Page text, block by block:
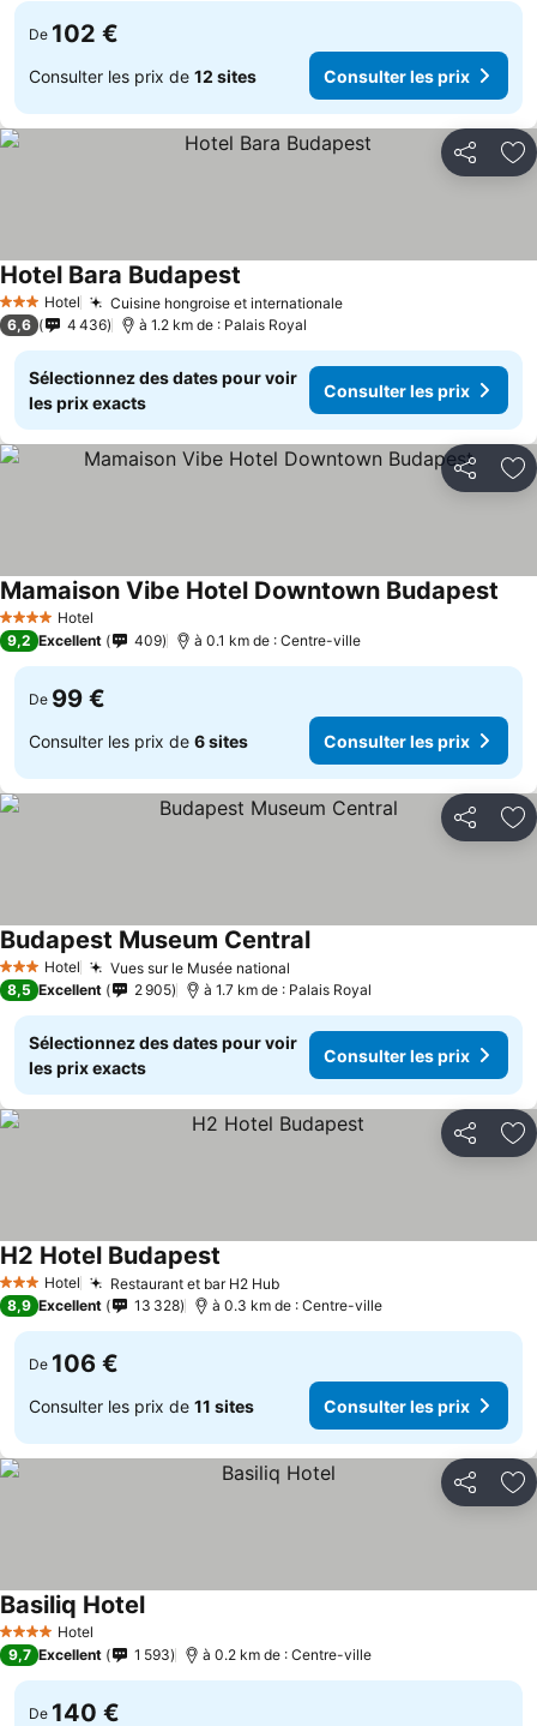
De 102 €
Consulter les prix de 12 sites Consulter les prix
Partager
3 ÉtoilesHotel Cuisine hongroise et internationale
Hotel Bara Budapest
6,6 4 436 à 1.2 km de : Palais Royal
Sélectionnez des dates pour voir
les prix exacts
Consulter les prix
Partager
4 Étoiles Hotel
Mamaison Vibe Hotel Downtown Budapest
9,2 Excellent 409 à 0.1 km de : Centre-ville
De 99 €
Consulter les prix de 6 sites Consulter les prix
Partager
3 ÉtoilesHotel Vues sur le Musée national
Budapest Museum Central
8,5 Excellent 2 905 à 1.7 km de : Palais Royal
Sélectionnez des dates pour voir
les prix exacts
Consulter les prix
Partager
3 ÉtoilesHotel Restaurant et bar H2 Hub
H2 Hotel Budapest
8,9 Excellent 13 328 à 0.3 km de : Centre-ville
De 106 €
Consulter les prix de 11 sites Consulter les prix
Partager
4 Étoiles Hotel
Basiliq Hotel
9,7 Excellent 1 593 à 0.2 km de : Centre-ville
De 140 €